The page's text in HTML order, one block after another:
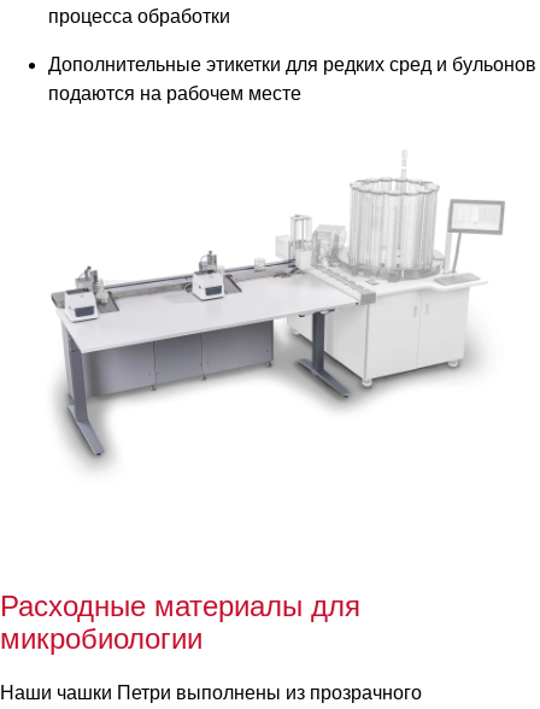
процесса обработки
Дополнительные этикетки для редких сред и бульонов
подаются на рабочем месте
Расходные материалы для
микробиологии
Наши чашки Петри выполнены из прозрачного